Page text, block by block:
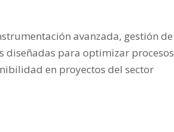
avanzada, gestión de
diseñadas para optimizar procesos
en proyectos del sector